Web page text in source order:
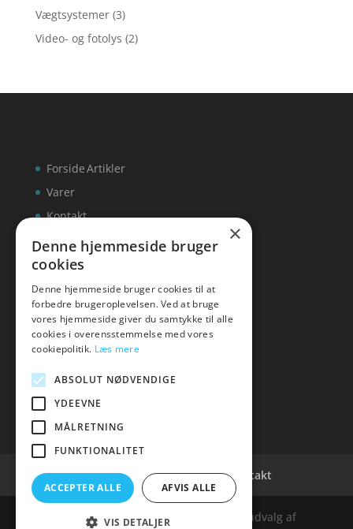
Vægtsystemer (3)
Video- og fotolys (2)
Forside
Varer
Kontakt
Artikler
inks
Tlf: 7876 8672
Mail:info@inks.dk
Cookie- og privatlivspolitik Kontakt
Denne hjemmeside samler et bredt udvalg af
×
Denne hjemmeside bruger
cookies
Denne hjemmeside bruger cookies til at
forbedre brugeroplevelsen. Ved at bruge
vores hjemmeside giver du samtykke til alle
cookies i overensstemmelse med vores
cookiepolitik. Læs mere
ABSOLUT NØDVENDIGE
YDEEVNE
MÅLRETNING
FUNKTIONALITET
ACCEPTER ALLE AFVIS ALLE
VIS DETALJER